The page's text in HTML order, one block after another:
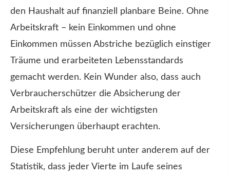
den Haushalt auf finanziell planbare Beine. Ohne
Arbeitskraft – kein Einkommen und ohne
Einkommen müssen Abstriche bezüglich einstiger
Träume und erarbeiteten Lebensstandards
gemacht werden. Kein Wunder also, dass auch
Verbraucherschützer die Absicherung der
Arbeitskraft als eine der wichtigsten
Versicherungen überhaupt erachten.
Diese Empfehlung beruht unter anderem auf der
Statistik, dass jeder Vierte im Laufe seines